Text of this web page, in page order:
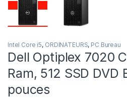
Intel Core i5, ORDINATEURS, PC Bureau
Dell Optiplex 7020
Ram, 512 SSD DVD
pouces